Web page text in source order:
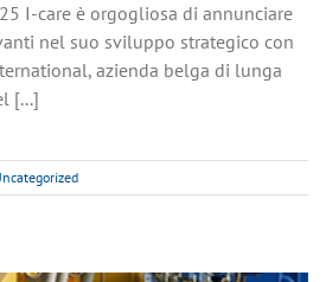
I-care è orgogliosa di annunciare
nel suo sviluppo strategico con
azienda belga di lunga
[...]